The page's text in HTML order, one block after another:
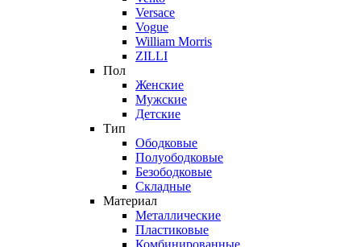
Versace
Vogue
William Morris
ZILLI
Пол
Женские
Мужские
Детские
Тип
Ободковые
Полуободковые
Безободковые
Складные
Материал
Металлические
Пластиковые
Комбинированные